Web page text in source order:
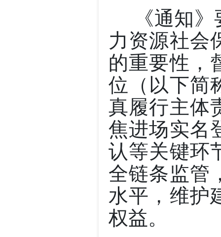
《通知》
力资源社会
的重要性，
位（以下简
真履行主体
焦进场实名
认等关键环
全链条监管
水平，维护
权益。